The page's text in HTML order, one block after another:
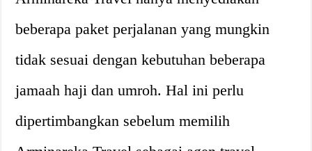
beberapa paket perjalanan yang mungkin
tidak sesuai dengan kebutuhan beberapa
jamaah haji dan umroh. Hal ini perlu
dipertimbangkan sebelum memilih